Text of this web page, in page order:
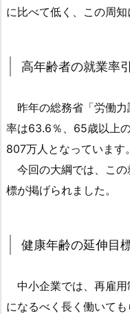
が
に
2.
高
齢
者
の
率
上
げ
に比べて低く、この周知
高年齢者の就業率
昨年の総務省「労働
率は63.6％、65歳以上
807万人となっています。
今回の大綱では、こ
標が掲げられました。
健康年齢の延伸目
中小企業では、再雇用
になるべく長く働いて